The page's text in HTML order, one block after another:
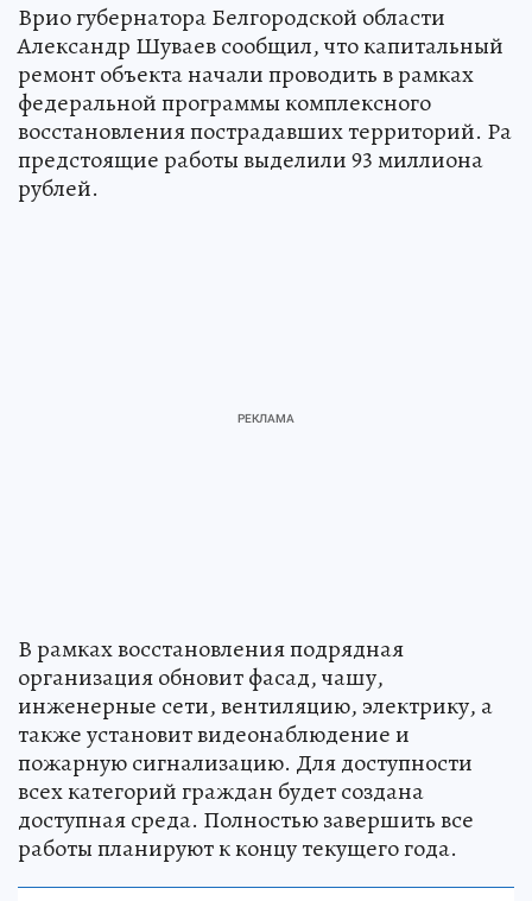
Врио губернатора Белгородской области
Александр Шуваев сообщил, что капитальный
ремонт объекта начали проводить в рамках
федеральной программы комплексного
восстановления пострадавших территорий. Ра
предстоящие работы выделили 93 миллиона
рублей.
В рамках восстановления подрядная
организация обновит фасад, чашу,
инженерные сети, вентиляцию, электрику, а
также установит видеонаблюдение и
пожарную сигнализацию. Для доступности
всех категорий граждан будет создана
доступная среда. Полностью завершить все
работы планируют к концу текущего года.